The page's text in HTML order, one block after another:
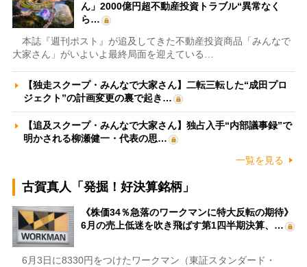
ん」2000億円超不動産投資トラブル“異常なく
ら…
本誌『週刊ポスト』が追及してきた不動産投資商品「みんなで
大家さん」がいよいよ最終局面を迎えている…
【独走スクープ・みんなで大家さん】二転三転した“成田プロ
ジェクト”の計画変更の裏で起き…
【追及スクープ・みんなで大家さん】独占入手“内部議事録”で
明かされる柳瀬健一・代表の思…
一覧を見る
古賀真人「発掘！好決算銘柄」
《株価34％急落のワークマンに特大反転の期待》
6月の売上低迷を吹き飛ばす第1四半期決算、…
6月3日に8330円をつけたワークマン（東証スタンダード・